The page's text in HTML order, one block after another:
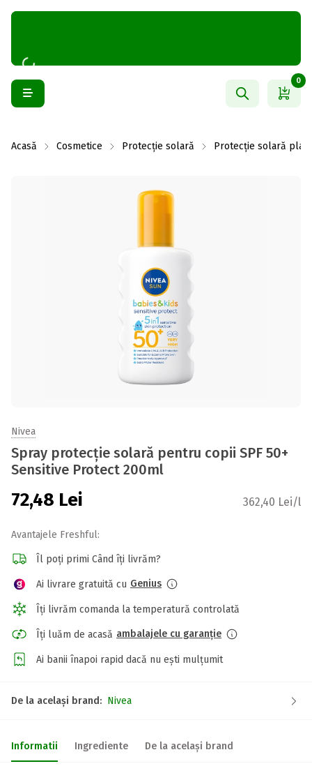
0
Acasă Cosmetice Protecție solară Protecție solară plajă
Nivea
Spray protecție solară pentru copii SPF 50+
Sensitive Protect 200ml
72,48 Lei 362,40 Lei/l
Avantajele Freshful:
Îl poți primi Când îți livrăm?
Ai livrare gratuită cu Genius
Îți livrăm comanda la temperatură controlată
Îți luăm de acasă ambalajele cu garanție
Ai banii înapoi rapid dacă nu ești mulțumit
De la același brand: Nivea
Informatii Ingrediente De la același brand